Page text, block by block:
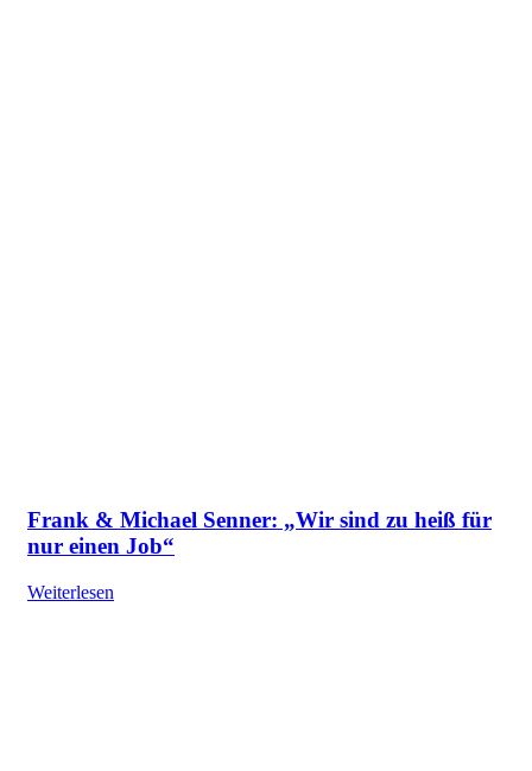
Frank & Michael Senner: „Wir sind zu heiß für
nur einen Job“
Weiterlesen